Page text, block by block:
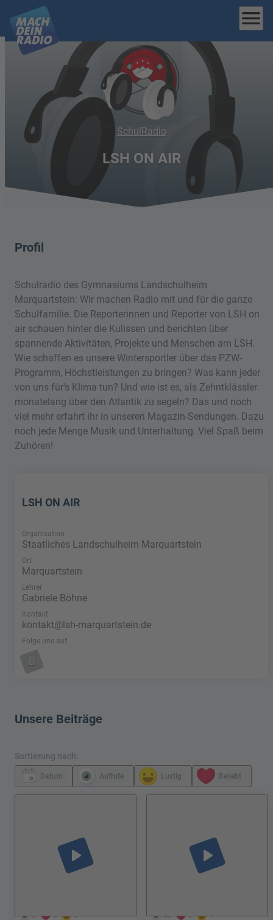
menu
SchulRadio
LSH ON AIR
Profil
Schulradio des Gymnasiums Landschulheim
Marquartstein: Wir machen Radio mit und für die ganze
Schulfamilie. Die Reporterinnen und Reporter von LSH on
air schauen hinter die Kulissen und berichten über
spannende Aktivitäten, Projekte und Menschen am LSH.
Wie schaffen es unsere Wintersportler über das PZW-
Programm, Höchstleistungen zu bringen? Was kann jeder
von uns für's Klima tun? Und wie ist es, als Zehntklässler
monatelang über den Atlantik zu segeln? Das und noch
viel mehr erfahrt ihr in unseren Magazin-Sendungen. Dazu
noch jede Menge Musik und Unterhaltung. Viel Spaß beim
Zuhören!
LSH ON AIR
Organisation
Staatliches Landschulheim Marquartstein
Ort
Marquartstein
Lehrer
Gabriele Böhne
Kontakt
kontakt@lsh-marquartstein.de
Folge uns auf
Unsere Beiträge
Sortierung nach:
Datum Aufrufe Lustig Beliebt
2 3 0
play_arrow
88 2 4
play_arrow